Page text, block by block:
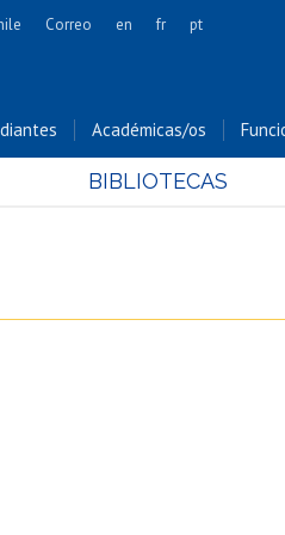
Cs. Forestales y Conservación
Cs. Sociales
Correo en fr pt
Académicas/os
BIBLIOTECAS